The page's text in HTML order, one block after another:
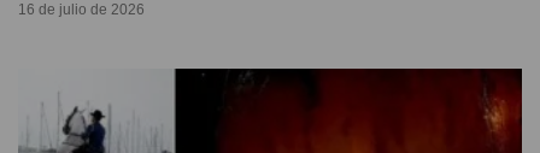
16 de julio de 2026